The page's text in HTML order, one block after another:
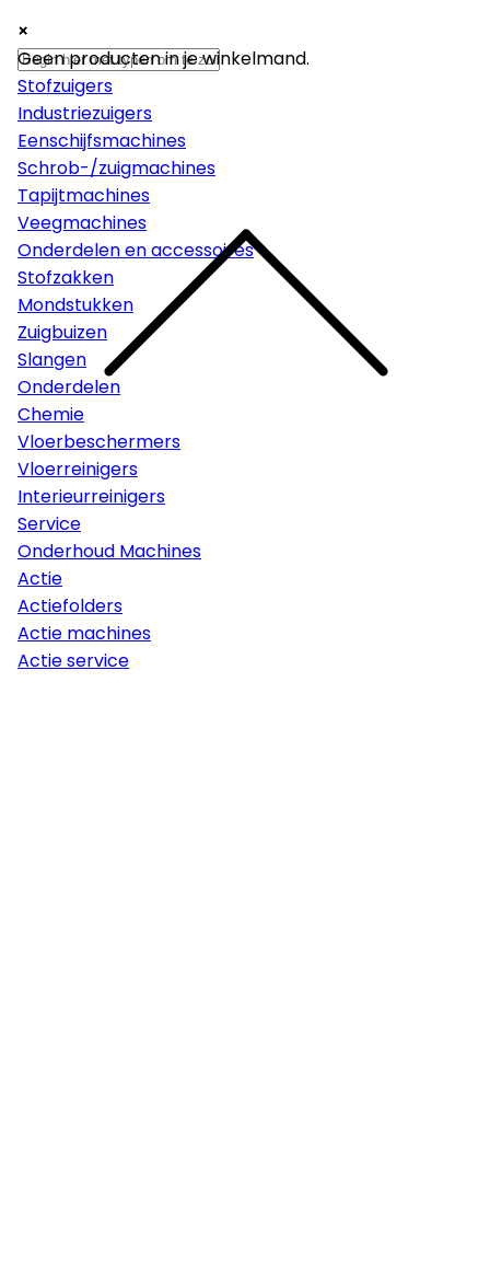
×
Machines
Stofzuigers
Industriezuigers
Eenschijfsmachines
Schrob-/zuigmachines
Tapijtmachines
Veegmachines
Onderdelen en accessoires
Stofzakken
Mondstukken
Zuigbuizen
Slangen
Onderdelen
Chemie
Vloerbeschermers
Vloerreinigers
Interieurreinigers
Service
Onderhoud Machines
Actie
Actiefolders
Actie machines
Actie service
×
×
Geen producten in je winkelmand.